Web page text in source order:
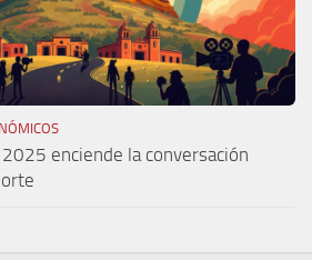
enciende la conversación